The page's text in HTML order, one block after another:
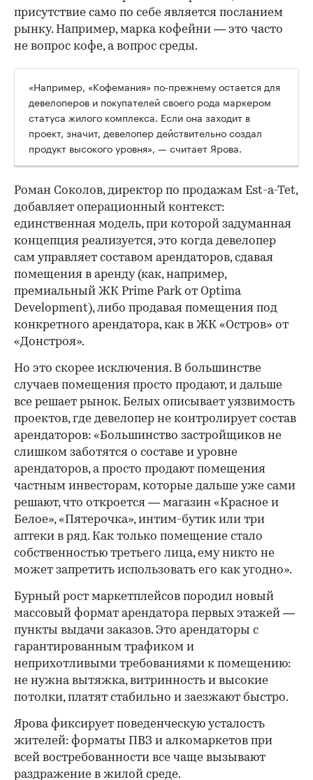
присутствие само по себе является посланием
рынку. Например, марка кофейни — это часто
не вопрос кофе, а вопрос среды.
«Например, «Кофемания» по-прежнему остается для
девелоперов и покупателей своего рода маркером
статуса жилого комплекса. Если она заходит в
проект, значит, девелопер действительно создал
продукт высокого уровня», — считает Ярова.
Роман Соколов, директор по продажам Est-a-Tet,
добавляет операционный контекст:
единственная модель, при которой задуманная
концепция реализуется, это когда девелопер
сам управляет составом арендаторов, сдавая
помещения в аренду (как, например,
премиальный ЖК Prime Park от Optima
Development), либо продавая помещения под
конкретного арендатора, как в ЖК «Остров» от
«Донстроя».
Но это скорее исключения. В большинстве
случаев помещения просто продают, и дальше
все решает рынок. Белых описывает уязвимость
проектов, где девелопер не контролирует состав
арендаторов: «Большинство застройщиков не
слишком заботятся о составе и уровне
арендаторов, а просто продают помещения
частным инвесторам, которые дальше уже сами
решают, что откроется — магазин «Красное и
Белое», «Пятерочка», интим-бутик или три
аптеки в ряд. Как только помещение стало
собственностью третьего лица, ему никто не
может запретить использовать его как угодно».
Бурный рост маркетплейсов породил новый
массовый формат арендатора первых этажей —
пункты выдачи заказов. Это арендаторы с
гарантированным трафиком и
неприхотливыми требованиями к помещению:
не нужна вытяжка, витринность и высокие
потолки, платят стабильно и заезжают быстро.
Ярова фиксирует поведенческую усталость
жителей: форматы ПВЗ и алкомаркетов при
всей востребованности все чаще вызывают
раздражение в жилой среде.